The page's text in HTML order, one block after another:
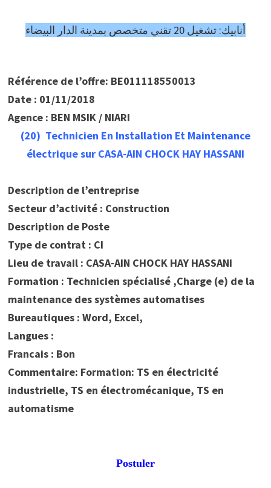
أنابيك: تشغيل 20 تقني متخصص بمدينة الدار البيضاء
Référence de l’offre: BE011118550013
Date : 01/11/2018
Agence : BEN MSIK / NIARI
(20) Technicien En Installation Et Maintenance
électrique sur CASA-AIN CHOCK HAY HASSANI
Description de l’entreprise
Secteur d’activité : Construction
Description de Poste
Type de contrat : CI
Lieu de travail : CASA-AIN CHOCK HAY HASSANI
Formation : Technicien spécialisé ,Charge (e) de la
maintenance des systèmes automatises
Bureautiques : Word, Excel,
Langues :
Francais : Bon
Commentaire: Formation: TS en électricité
industrielle, TS en électromécanique, TS en
automatisme
Postuler